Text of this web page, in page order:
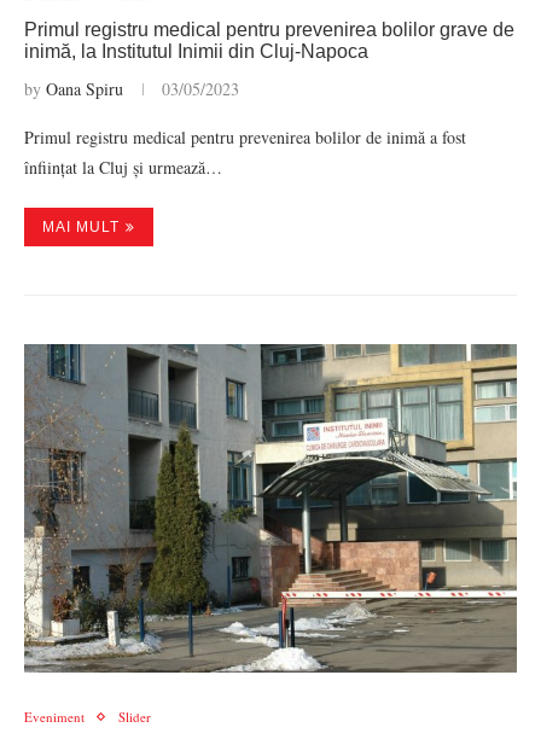
Primul registru medical pentru prevenirea bolilor grave de
inimă, la Institutul Inimii din Cluj-Napoca
by Oana Spiru 03/05/2023
Primul registru medical pentru prevenirea bolilor de inimă a fost
înființat la Cluj și urmează…
MAI MULT
Eveniment Slider